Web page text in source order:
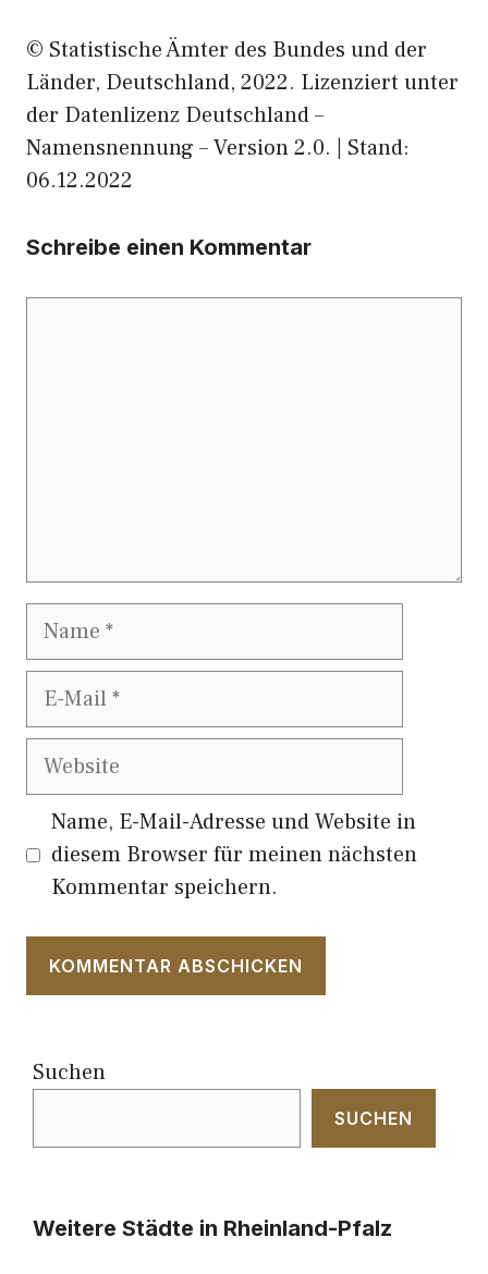
© Statistische Ämter des Bundes und der
Länder, Deutschland, 2022. Lizenziert unter
der Datenlizenz Deutschland –
Namensnennung – Version 2.0. | Stand:
06.12.2022
Schreibe einen Kommentar
Name
E-
Website
Name, E-Mail-Adresse und Website in
diesem Browser für meinen nächsten
Kommentar speichern.
Suchen
SUCHEN
Weitere Städte in Rheinland-Pfalz